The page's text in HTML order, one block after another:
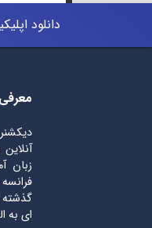
دانلود
زبان
گذشته
ای به